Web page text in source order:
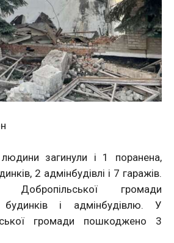
загинули і 1 поранена,
2 адмінбудівлі і 7 гаражів.
громади
і адмінбудівлю. У
громади пошкоджено 3